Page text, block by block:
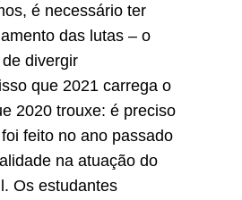
é necessário ter
das lutas – o
divergir
que 2021 carrega o
2020 trouxe: é preciso
feito no ano passado
na atuação do
Os estudantes